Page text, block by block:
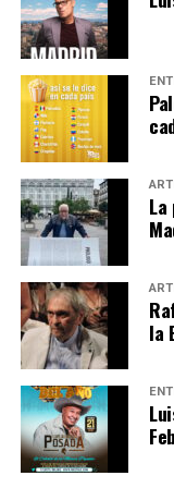
acompañado
y Juan Carlos
escritura y la
poesía que
Las entradas
Se puede seguir
Presentación
esquinas», de
Emisión en
Nota
Post Views:
la